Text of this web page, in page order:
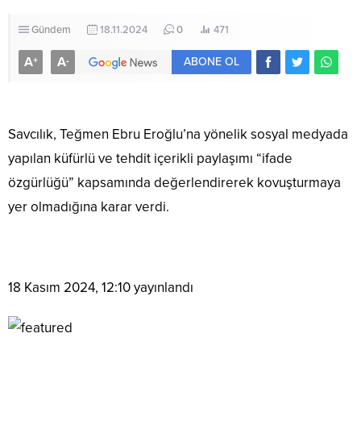
Gündem 18.11.2024 0 471
A+ A- ABONE OL
Savcılık, Teğmen Ebru Eroğlu’na yönelik sosyal medyada
yapılan küfürlü ve tehdit içerikli paylaşımı “ifade
özgürlüğü” kapsamında değerlendirerek kovuşturmaya
yer olmadığına karar verdi.
18 Kasım 2024, 12:10yayınlandı